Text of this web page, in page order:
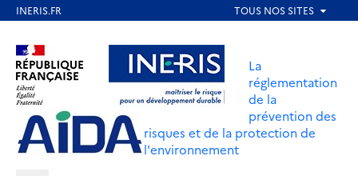
contenu
principal
Aller au contenu Aller au menu
Aller au pied de page
La
réglementation
de la
prévention des
risques et de la protection de
l'environnement